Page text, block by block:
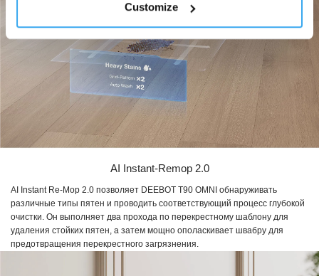
Customize
AI Instant-Remop 2.0
AI Instant Re-Mop 2.0 позволяет DEEBOT T90 OMNI обнаруживать
различные типы пятен и проводить соответствующий процесс глубокой
очистки. Он выполняет два прохода по перекрестному шаблону для
удаления стойких пятен, а затем мощно ополаскивает швабру для
предотвращения перекрестного загрязнения.